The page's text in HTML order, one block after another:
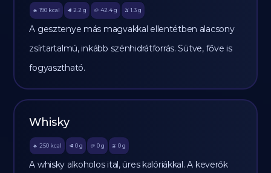
🔥 190 kcal 🥩 2.2 g 🥔 42.4g 🫒 1.3 g
A gesztenye más magvakkal ellentétben alacsony
zsírtartalmú, inkább szénhidrátforrás. Sütve, főve is
fogyasztható.
Whisky
🔥 250 kcal 🥩 0 g 🥔 0g 🫒 0 g
A whisky alkoholos ital, üres kalóriákkal. A keverők